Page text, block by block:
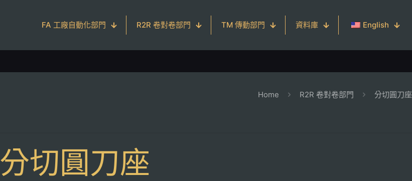
FA 工廠自動化部門 R2R 卷對卷部門 TM 傳動部門 資料庫 English
Home R2R 卷對卷部門 分切圓刀座
分切圓刀座